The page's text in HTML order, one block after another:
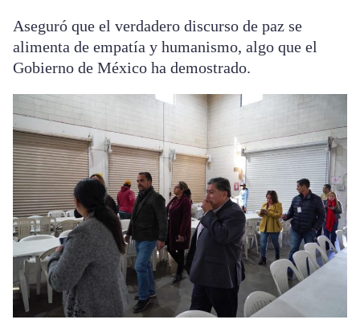
Aseguró que el verdadero discurso de paz se
alimenta de empatía y humanismo, algo que el
Gobierno de México ha demostrado.